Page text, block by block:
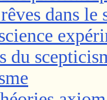
dans le
du